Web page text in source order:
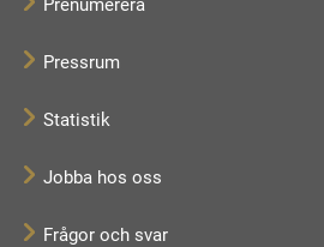
Prenumerera
Pressrum
Statistik
Jobba hos oss
Frågor och svar